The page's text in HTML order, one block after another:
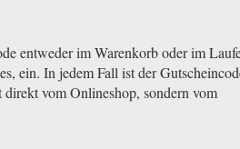
entweder im Warenkorb oder im
ein. In jedem Fall ist der
vom Onlineshop, sondern vom